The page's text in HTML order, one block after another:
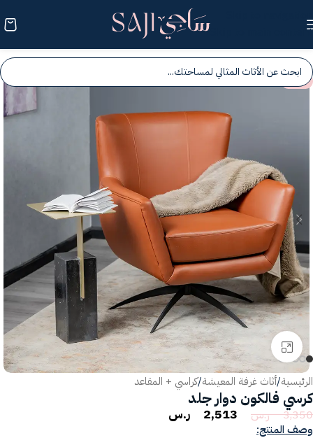
Skip to main content
-25%
انقر للتكبير
الرئيسية/أثاث غرفة المعيشة/كراسي + المقاعد
كرسي فالكون دوار جلد
3,350 ر.س 2,513 ر.س
وصف المنتج: